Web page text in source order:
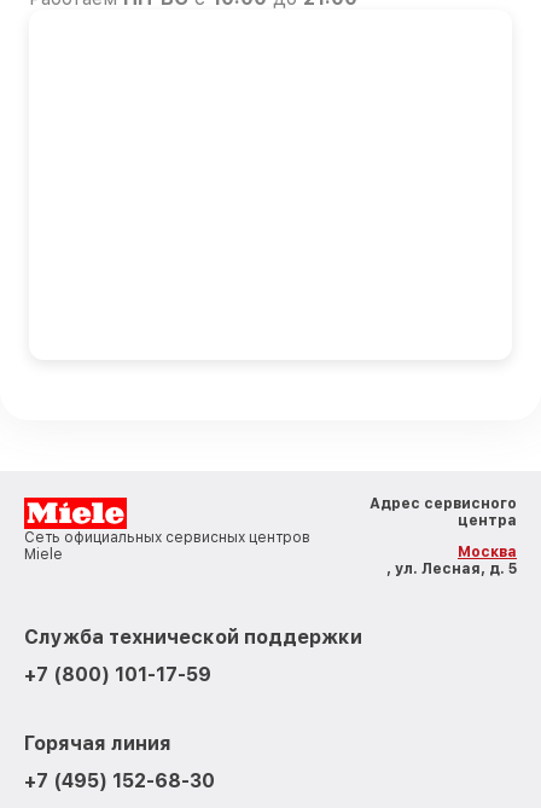
Сеть официальных сервисных центров
Miele
Адрес сервисного
центра
Москва
, ул. Лесная, д. 5
Служба технической поддержки
+7 (800) 101-17-59
Горячая линия
+7 (495) 152-68-30